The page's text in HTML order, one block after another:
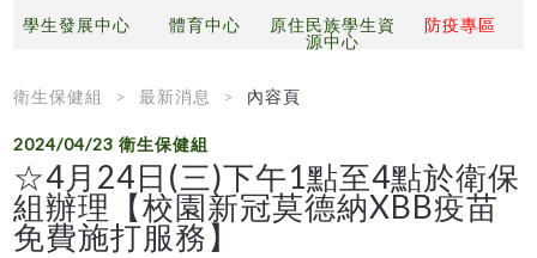
學生發展中心 體育中心
原住民族學生資
源中心
防疫專區
衛生保健組 最新消息 內容頁
2024/04/23衛生保健組
☆4月24日(三)下午1點至4點於衛保
組辦理【校園新冠莫德納XBB疫苗
免費施打服務】